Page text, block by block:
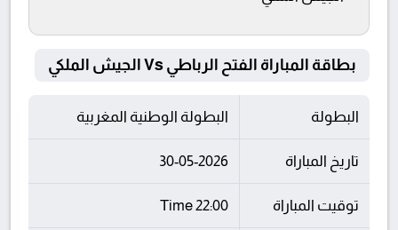
بطاقة المباراة الفتح الرباطي Vs الجيش الملكي
البطولة البطولة الوطنية المغربية
تاريخ المباراة 30-05-2026
توقيت المباراة 22:00 Time